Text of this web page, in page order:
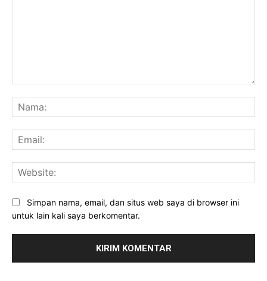
Simpan nama, email, dan situs web saya di browser ini
untuk lain kali saya berkomentar.